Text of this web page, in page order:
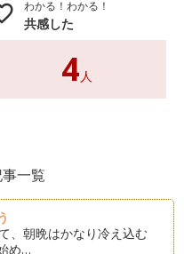
わかる！わかる！
共感した
4 人
一覧
、朝晩はかなり冷え込む
め…